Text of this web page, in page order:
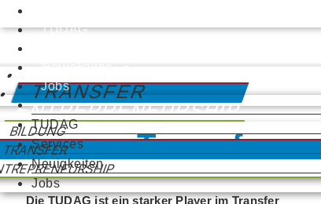
TUDAG
Jobs
TUDAG
Services
Neuigkeiten
Jobs
TRANSFER
ENTREPRENEURSHIP
BILDUNG
TRANSFER
Transfer
Die TUDAG ist ein star­ker Player im Trans­fer